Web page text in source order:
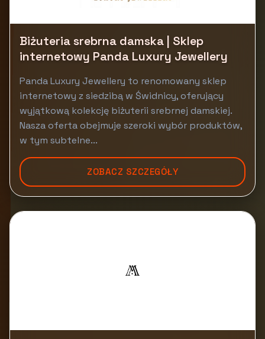
Biżuteria srebrna damska | Sklep
internetowy Panda Luxury Jewellery
Panda Luxury Jewellery to renomowany sklep
internetowy z siedzibą w Świdnicy, oferujący
wyjątkową kolekcję biżuterii srebrnej damskiej.
Nasza oferta obejmuje szeroki wybór produktów,
w tym subtelne...
ZOBACZ SZCZEGÓŁY